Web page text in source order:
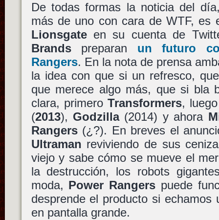
De todas formas la noticia del
más de uno con cara de WTF, es
Lionsgateen su cuenta de
Brands preparan un futuro
Rangers. En la nota de prensa
la idea con que si un refresco,
que merece algo más, que si bla
clara, primero Transformers,
(2013), Godzilla(2014) y ahora
Rangers(¿?). En breves el
Ultraman reviviendo de sus
viejo y sabe cómo se mueve el
la destrucción, los robots
moda, Power Rangers puede
desprende el producto si echamos
en pantalla grande.